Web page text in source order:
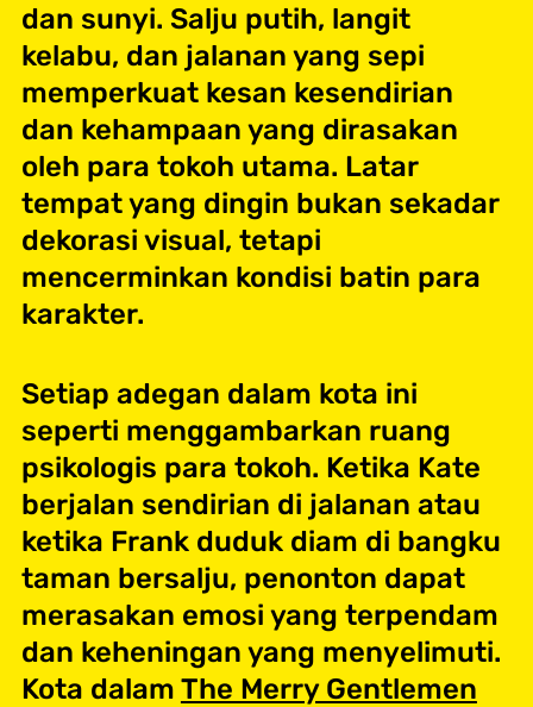
dan sunyi. Salju putih, langit
kelabu, dan jalanan yang sepi
memperkuat kesan kesendirian
dan kehampaan yang dirasakan
oleh para tokoh utama. Latar
tempat yang dingin bukan sekadar
dekorasi visual, tetapi
mencerminkan kondisi batin para
karakter.
Setiap adegan dalam kota ini
seperti menggambarkan ruang
psikologis para tokoh. Ketika Kate
berjalan sendirian di jalanan atau
ketika Frank duduk diam di bangku
taman bersalju, penonton dapat
merasakan emosi yang terpendam
dan keheningan yang menyelimuti.
Kota dalam The Merry Gentlemen